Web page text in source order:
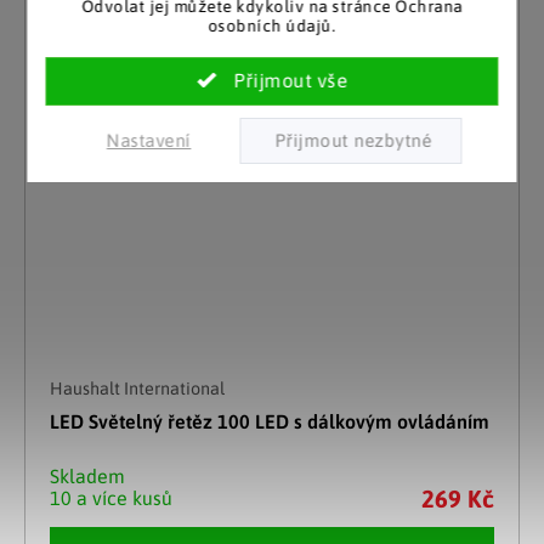
Odvolat jej můžete kdykoliv na stránce Ochrana
osobních údajů.
Nastavení
Haushalt International
LED Světelný řetěz 100 LED s dálkovým ovládáním
Skladem
10 a více kusů
269 Kč